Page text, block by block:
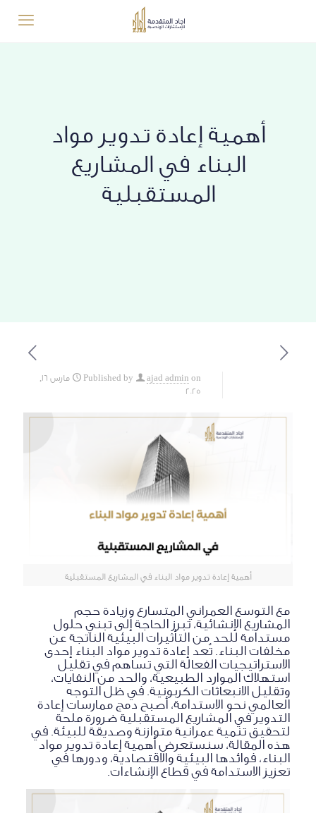
أهمية إعادة تدوير مواد
البناء في المشاريع
المستقبلية
Published by ajad admin on
مارس 16,
2025
أهمية إعادة تدوير مواد البناء في المشاريع المستقبلية
مع التوسع العمراني المتسارع وزيادة حجم
المشاريع الإنشائية، تبرز الحاجة إلى تبني حلول
مستدامة للحد من التأثيرات البيئية الناتجة عن
مخلفات البناء. تُعد إعادة تدوير مواد البناء إحدى
الاستراتيجيات الفعالة التي تساهم في تقليل
استهلاك الموارد الطبيعية، والحد من النفايات،
وتقليل الانبعاثات الكربونية. في ظل التوجه
العالمي نحو الاستدامة، أصبح دمج ممارسات إعادة
التدوير في المشاريع المستقبلية ضرورة ملحة
لتحقيق تنمية عمرانية متوازنة وصديقة للبيئة. في
هذه المقالة، سنستعرض أهمية إعادة تدوير مواد
البناء، فوائدها البيئية والاقتصادية، ودورها في
تعزيز الاستدامة في قطاع الإنشاءات.